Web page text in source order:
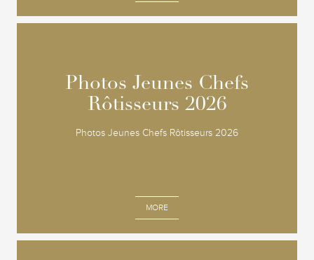
Photos Jeunes Chefs
Rôtisseurs 2026
Photos Jeunes Chefs Rôtisseurs 2026
MORE
Photos Jeunes Chefs
Rôtisseurs 2026